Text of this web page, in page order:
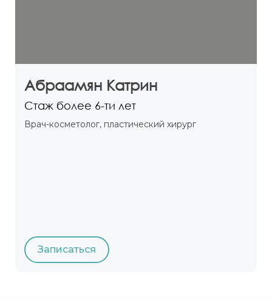
Абраамян Катрин
Cтаж более 6-ти лет
Врач-косметолог, пластический хирург
Записаться